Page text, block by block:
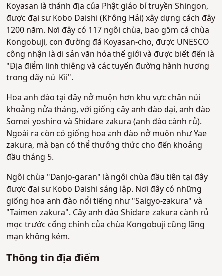
Koyasan là thánh địa của Phật giáo bí truyền Shingon,
được đại sư Kobo Daishi (Không Hải) xây dựng cách đây
1200 năm. Nơi đây có 117 ngôi chùa, bao gồm cả chùa
Kongobuji, con đường đá Koyasan-cho, được UNESCO
công nhận là di sản văn hóa thế giới và được biết đến là
"Địa điểm linh thiêng và các tuyến đường hành hương
trong dãy núi Kii".
Hoa anh đào tại đây nở muộn hơn khu vực chân núi
khoảng nửa tháng, với giống cây anh đào dại, anh đào
Somei-yoshino và Shidare-zakura (anh đào cành rủ).
Ngoài ra còn có giống hoa anh đào nở muộn như Yae-
zakura, mà bạn có thể thưởng thức cho đến khoảng
đầu tháng 5.
Ngôi chùa "Danjo-garan" là ngôi chùa đầu tiên tại đây
được đại sư Kobo Daishi sáng lập. Nơi đây có những
giống hoa anh đào nổi tiếng như "Saigyo-zakura" và
"Taimen-zakura". Cây anh đào Shidare-zakura cành rủ
mọc trước cổng chính của chùa Kongobuji cũng lãng
mạn không kém.
Thông tin địa điểm